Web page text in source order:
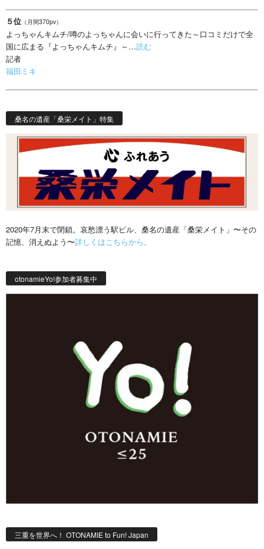
５位 （月間370pv）
よっちゃんキムチ/噂のよっちゃんに会いに行ってきた～口コミだけで全
国に広まる『よっちゃんキムチ』～…読む
記者
福田ミキ
桑名の遺産「桑栄メイト」特集
2020年7月末で閉鎖。哀愁漂う駅ビル、桑名の遺産「桑栄メイト」〜その
記憶、消えぬよう〜詳しくはこちらから。
otonamieYo!参加者募集中
三重を世界へ！ OTONAMIE to Fun! Japan